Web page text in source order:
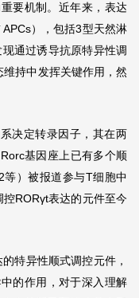
要机制。近年来，表达
），包括3型天然淋
通过诱导抗原特异性调
持中发挥关键作用，然
决定转录因子，其在两
基因座上已有多个顺
等）被报道参与T细胞中
RORγt表达的元件至今
特异性顺式调控元件，
的作用，对于深入理解